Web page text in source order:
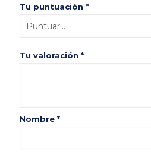
Tu puntuación *
Tu valoración *
Nombre *